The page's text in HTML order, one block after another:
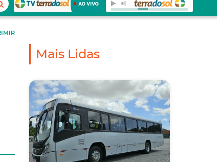
Mais Lidas